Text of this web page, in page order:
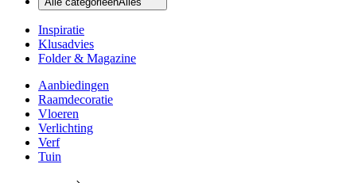
Inspiratie
Klusadvies
Folder & Magazine
Aanbiedingen
Raamdecoratie
Vloeren
Verlichting
Verf
Tuin